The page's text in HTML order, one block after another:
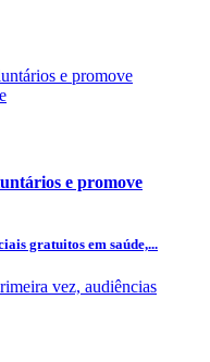
e promove
gratuitos em saúde,...